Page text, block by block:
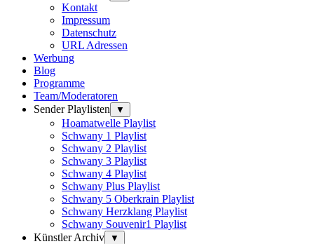
Kontakt
Impressum
Datenschutz
URL Adressen
Werbung
Blog
Programme
Team/Moderatoren
Sender Playlisten
▼
Hoamatwelle Playlist
Schwany 1 Playlist
Schwany 2 Playlist
Schwany 3 Playlist
Schwany 4 Playlist
Schwany Plus Playlist
Schwany 5 Oberkrain Playlist
Schwany Herzklang Playlist
Schwany Souvenir1 Playlist
Künstler Archiv
▼